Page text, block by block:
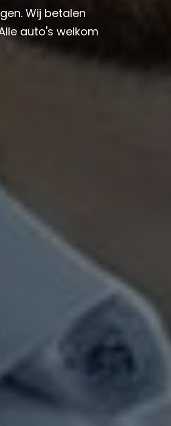
Wij betalen
auto's welkom